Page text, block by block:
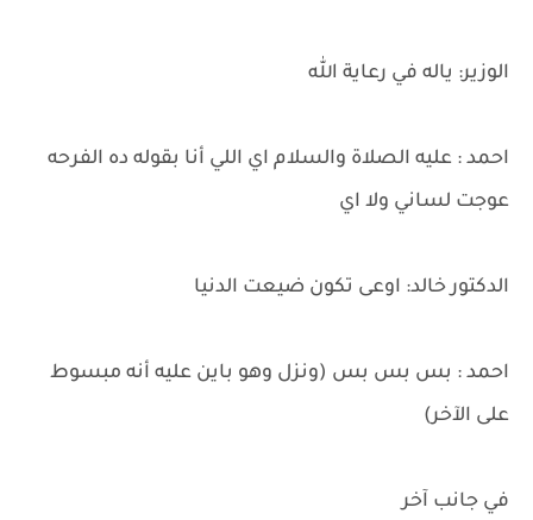
الوزير: ياله في رعاية الله
احمد : عليه الصلاة والسلام اي اللي أنا بقوله ده الفرحه
عوجت لساني ولا اي
الدكتور خالد: اوعى تكون ضيعت الدنيا
احمد : بس بس بس (ونزل وهو باين عليه أنه مبسوط
على الآخر)
في جانب آخر